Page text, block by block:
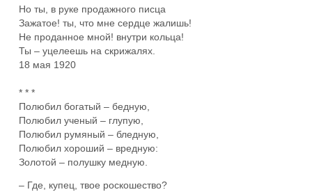
Но ты, в руке продажного писца
Зажатое! ты, что мне сердце жалишь!
Не проданное мной! внутри кольца!
Ты – уцелеешь на скрижалях.
18 мая 1920
* * *
Полюбил богатый – бедную,
Полюбил ученый – глупую,
Полюбил румяный – бледную,
Полюбил хороший – вредную:
Золотой – полушку медную.
– Где, купец, твое роскошество?